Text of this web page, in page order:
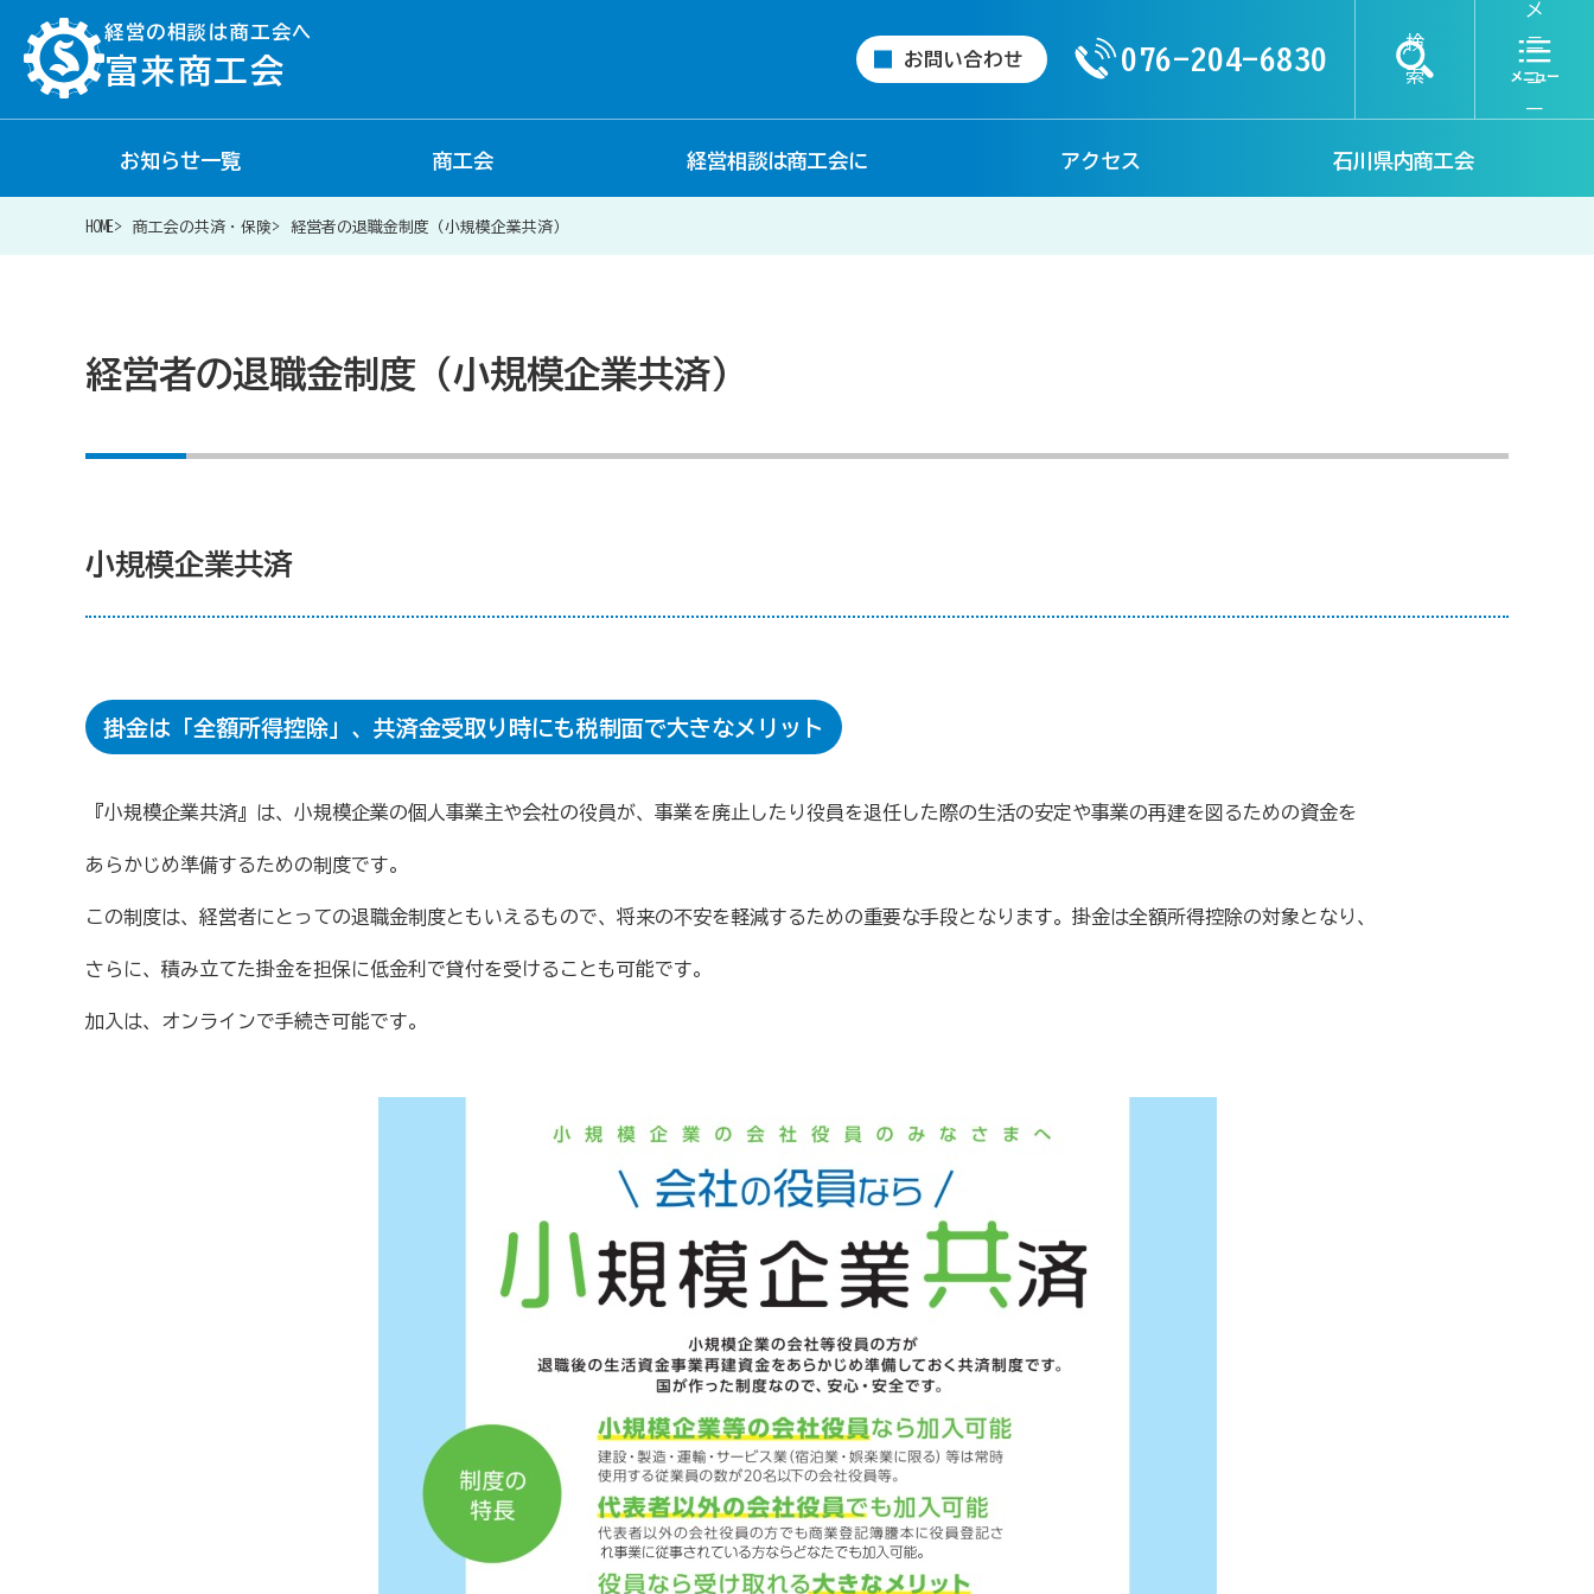
経営の相談は商工会へ
富来商工会 お問い合わせ 076-204-6830
検
索
メ
ニ
ュ
ー
お知らせ一覧 商工会 経営相談は商工会に アクセス 石川県内商工会
HOME 商工会の共済・保険 経営者の退職金制度（小規模企業共済）
経営者の退職金制度（小規模企業共済）
小規模企業共済
掛金は「全額所得控除」、共済金受取り時にも税制面で大きなメリット
『小規模企業共済』は、小規模企業の個人事業主や会社の役員が、事業を廃止したり役員を退任した際の生活の安定や事業の再建を図るための資金を
あらかじめ準備するための制度です。
この制度は、経営者にとっての退職金制度ともいえるもので、将来の不安を軽減するための重要な手段となります。掛金は全額所得控除の対象となり、
さらに、積み立てた掛金を担保に低金利で貸付を受けることも可能です。
加入は、オンラインで手続き可能です。
経営相談は商工会に
商工会が扱う融資・金融制度
商工会の共済・保険
一つの掛金で貯蓄・生命保障・融資の3つの備え（商工貯蓄共済） 死亡保険金(最高6千万円)の掛捨共済・福祉共済「生命」保障
取引先の破たんによる連鎖倒産を防ぐ（中小企業倒産防止共済） 海外PL保険(国内補償は、ビジネス総合保険へ）
病気やケガで働けない場合の所得を補償（休業補償制度） 全国商工会連合会会員福祉共済「がん」重点補償
商工会のサービス
経理・記帳代行 [商工会員限定]初期費用も月額料金も0円!「グーペ」なら、ホームページが無料で作れます。
リテールマーケティング（販売士）検定試験
行きます・聞きます・提案します そして伴走します～商工会の支援事例～
商工会のあゆみ（沿革） 青年部について 女性部について